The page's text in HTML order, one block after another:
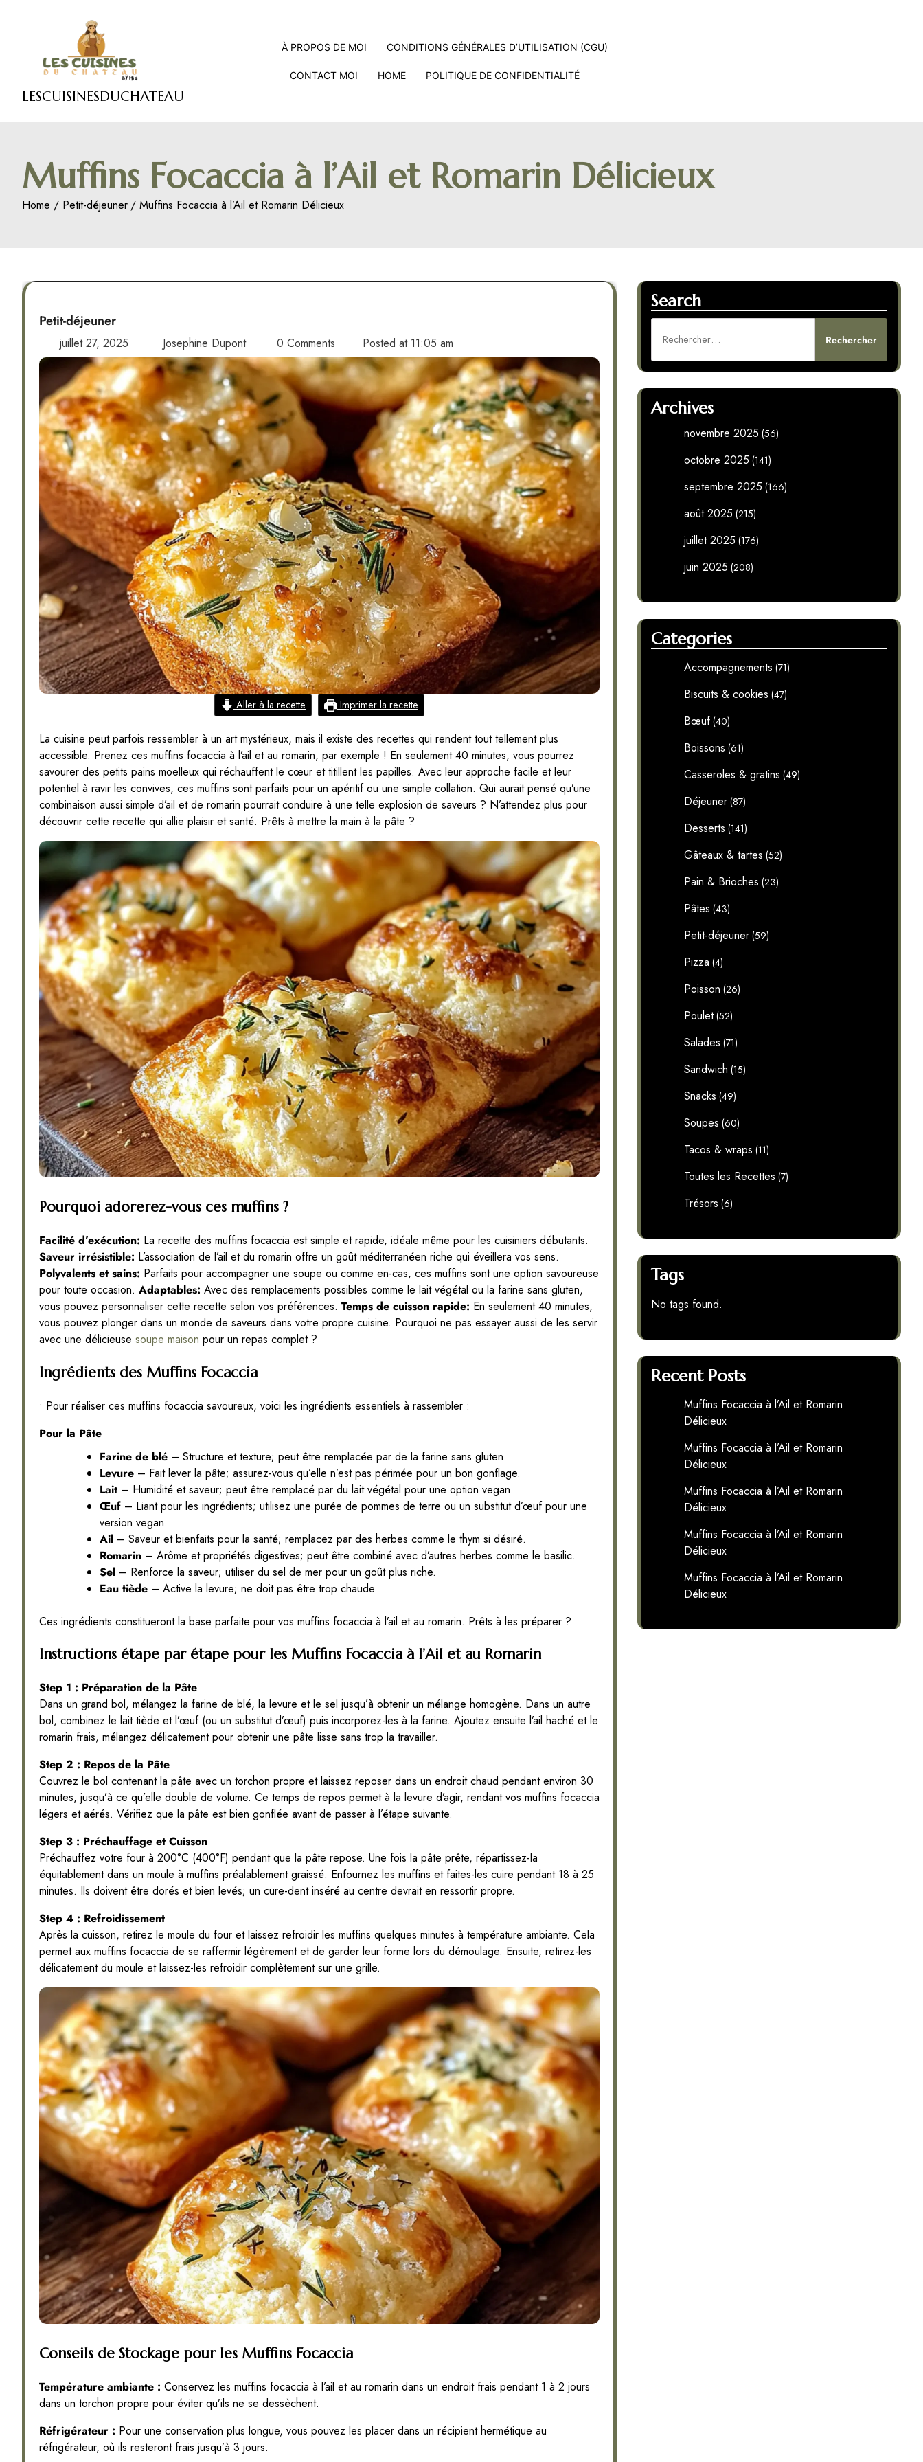
LESCUISINESDUCHATEAU
À PROPOS DE MOI CONDITIONS GÉNÉRALES D’UTILISATION (CGU)
CONTACT MOI HOME POLITIQUE DE CONFIDENTIALITÉ
Muffins Focaccia à l’Ail et Romarin Délicieux
Home Petit-déjeuner Muffins Focaccia à l’Ail et Romarin Délicieux
Petit-déjeuner
juillet 27, 2025 Josephine Dupont 0 Comments Posted at 11:05 am
Aller à la recette Imprimer la recette
La cuisine peut parfois ressembler à un art mystérieux, mais il existe des recettes qui rendent tout tellement plus
accessible. Prenez ces muffins focaccia à l’ail et au romarin, par exemple ! En seulement 40 minutes, vous pourrez
savourer des petits pains moelleux qui réchauffent le cœur et titillent les papilles. Avec leur approche facile et leur
potentiel à ravir les convives, ces muffins sont parfaits pour un apéritif ou une simple collation. Qui aurait pensé qu’une
combinaison aussi simple d’ail et de romarin pourrait conduire à une telle explosion de saveurs ? N’attendez plus pour
découvrir cette recette qui allie plaisir et santé. Prêts à mettre la main à la pâte ?
Pourquoi adorerez-vous ces muffins ?
Facilité d’exécution: La recette des muffins focaccia est simple et rapide, idéale même pour les cuisiniers débutants.
Saveur irrésistible: L’association de l’ail et du romarin offre un goût méditerranéen riche qui éveillera vos sens.
Polyvalents et sains: Parfaits pour accompagner une soupe ou comme en-cas, ces muffins sont une option savoureuse
pour toute occasion. Adaptables: Avec des remplacements possibles comme le lait végétal ou la farine sans gluten,
vous pouvez personnaliser cette recette selon vos préférences. Temps de cuisson rapide: En seulement 40 minutes,
vous pouvez plonger dans un monde de saveurs dans votre propre cuisine. Pourquoi ne pas essayer aussi de les servir
avec une délicieuse soupe maison pour un repas complet ?
Ingrédients des Muffins Focaccia
• Pour réaliser ces muffins focaccia savoureux, voici les ingrédients essentiels à rassembler :
Pour la Pâte
Farine de blé – Structure et texture; peut être remplacée par de la farine sans gluten.
Levure – Fait lever la pâte; assurez-vous qu’elle n’est pas périmée pour un bon gonflage.
Lait – Humidité et saveur; peut être remplacé par du lait végétal pour une option vegan.
Œuf – Liant pour les ingrédients; utilisez une purée de pommes de terre ou un substitut d’œuf pour une
version vegan.
Ail – Saveur et bienfaits pour la santé; remplacez par des herbes comme le thym si désiré.
Romarin – Arôme et propriétés digestives; peut être combiné avec d’autres herbes comme le basilic.
Sel – Renforce la saveur; utiliser du sel de mer pour un goût plus riche.
Eau tiède – Active la levure; ne doit pas être trop chaude.
Ces ingrédients constitueront la base parfaite pour vos muffins focaccia à l’ail et au romarin. Prêts à les préparer ?
Instructions étape par étape pour les Muffins Focaccia à l’Ail et au Romarin
Step 1 : Préparation de la Pâte
Dans un grand bol, mélangez la farine de blé, la levure et le sel jusqu’à obtenir un mélange homogène. Dans un autre
bol, combinez le lait tiède et l’œuf (ou un substitut d’œuf) puis incorporez-les à la farine. Ajoutez ensuite l’ail haché et le
romarin frais, mélangez délicatement pour obtenir une pâte lisse sans trop la travailler.
Step 2 : Repos de la Pâte
Couvrez le bol contenant la pâte avec un torchon propre et laissez reposer dans un endroit chaud pendant environ 30
minutes, jusqu’à ce qu’elle double de volume. Ce temps de repos permet à la levure d’agir, rendant vos muffins focaccia
légers et aérés. Vérifiez que la pâte est bien gonflée avant de passer à l’étape suivante.
Step 3 : Préchauffage et Cuisson
Préchauffez votre four à 200°C (400°F) pendant que la pâte repose. Une fois la pâte prête, répartissez-la
équitablement dans un moule à muffins préalablement graissé. Enfournez les muffins et faites-les cuire pendant 18 à 25
minutes. Ils doivent être dorés et bien levés; un cure-dent inséré au centre devrait en ressortir propre.
Step 4 : Refroidissement
Après la cuisson, retirez le moule du four et laissez refroidir les muffins quelques minutes à température ambiante. Cela
permet aux muffins focaccia de se raffermir légèrement et de garder leur forme lors du démoulage. Ensuite, retirez-les
délicatement du moule et laissez-les refroidir complètement sur une grille.
Conseils de Stockage pour les Muffins Focaccia
Température ambiante : Conservez les muffins focaccia à l’ail et au romarin dans un endroit frais pendant 1 à 2 jours
dans un torchon propre pour éviter qu’ils ne se dessèchent.
Réfrigérateur : Pour une conservation plus longue, vous pouvez les placer dans un récipient hermétique au
réfrigérateur, où ils resteront frais jusqu’à 3 jours.
Search
Archives
novembre 2025 (56)
octobre 2025 (141)
septembre 2025 (166)
août 2025 (215)
juillet 2025 (176)
juin 2025 (208)
Categories
Accompagnements (71)
Biscuits & cookies (47)
Bœuf (40)
Boissons (61)
Casseroles & gratins (49)
Déjeuner (87)
Desserts (141)
Gâteaux & tartes (52)
Pain & Brioches (23)
Pâtes (43)
Petit-déjeuner (59)
Pizza (4)
Poisson (26)
Poulet(52)
Salades (71)
Sandwich (15)
Snacks (49)
Soupes (60)
Tacos & wraps (11)
Toutes les Recettes (7)
Trésors (6)
Tags
No tags found.
Recent Posts
Muffins Focaccia à l’Ail et Romarin
Délicieux
Muffins Focaccia à l’Ail et Romarin
Délicieux
Muffins Focaccia à l’Ail et Romarin
Délicieux
Muffins Focaccia à l’Ail et Romarin
Délicieux
Muffins Focaccia à l’Ail et Romarin
Délicieux